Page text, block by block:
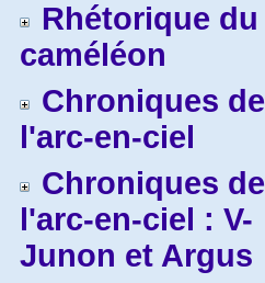
Rhétorique du
caméléon
Chroniques de
l'arc-en-ciel
Chroniques de
l'arc-en-ciel : V-
Junon et Argus